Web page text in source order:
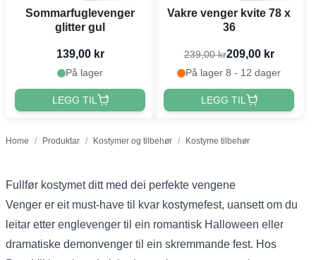
Home / Produktar / Kostymer og tilbehør / Kostyme tilbehør
Sommarfuglevenger
glitter gul
139,00 kr
På lager
LEGG TIL
Vakre venger kvite 78 x
36
239,00 kr209,00 kr
På lager 8 - 12 dager
LEGG TIL
Fullfør kostymet ditt med dei perfekte vengene
Venger er eit must-have til kvar kostymefest, uansett om du
leitar etter englevenger til ein romantisk Halloween eller
dramatiske demonvenger til ein skremmande fest. Hos